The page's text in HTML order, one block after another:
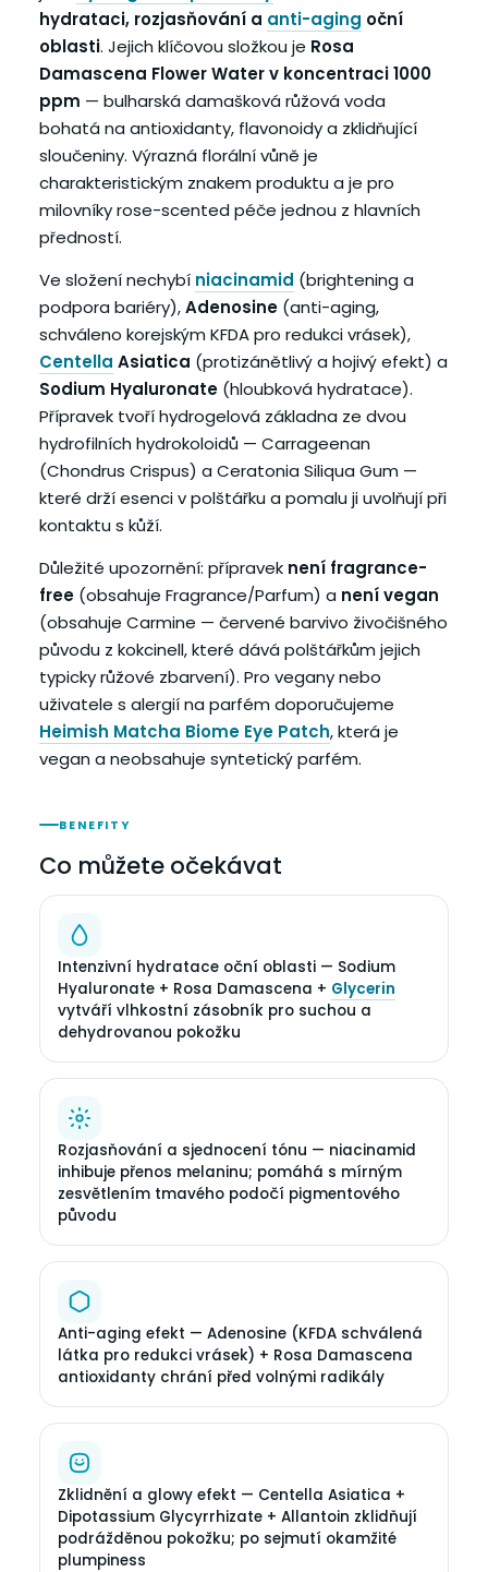
hydrataci, rozjasňování a anti-aging oční
oblasti. Jejich klíčovou složkou je Rosa
Damascena Flower Water v koncentraci 1000
ppm — bulharská damašková růžová voda
bohatá na antioxidanty, flavonoidy a zklidňující
sloučeniny. Výrazná florální vůně je
charakteristickým znakem produktu a je pro
milovníky rose-scented péče jednou z hlavních
předností.
Ve složení nechybí niacinamid (brightening a
podpora bariéry),Adenosine (anti-aging,
schváleno korejským KFDA pro redukci vrásek),
Centella Asiatica (protizánětlivý a hojivý efekt) a
Sodium Hyaluronate (hloubková hydratace).
Přípravek tvoří hydrogelová základna ze dvou
hydrofilních hydrokoloidů — Carrageenan
(Chondrus Crispus) a Ceratonia Siliqua Gum —
které drží esenci v polštářku a pomalu ji uvolňují při
kontaktu s kůží.
Důležité upozornění: přípravek není fragrance-
free (obsahuje Fragrance/Parfum) a není vegan
(obsahuje Carmine — červené barvivo živočišného
původu z kokcinell, které dává polštářkům jejich
typicky růžové zbarvení). Pro vegany nebo
uživatele s alergií na parfém doporučujeme
Heimish Matcha Biome Eye Patch, která je
vegan a neobsahuje syntetický parfém.
BENEFITY
Co můžete očekávat
Intenzivní hydratace oční oblasti — Sodium
Hyaluronate + Rosa Damascena + Glycerin
vytváří vlhkostní zásobník pro suchou a
dehydrovanou pokožku
Rozjasňování a sjednocení tónu — niacinamid
inhibuje přenos melaninu; pomáhá s mírným
zesvětlením tmavého podočí pigmentového
původu
Anti-aging efekt — Adenosine (KFDA schválená
látka pro redukci vrásek) + Rosa Damascena
antioxidanty chrání před volnými radikály
Zklidnění a glowy efekt — Centella Asiatica +
Dipotassium Glycyrrhizate + Allantoin zklidňují
podrážděnou pokožku; po sejmutí okamžité
plumpiness